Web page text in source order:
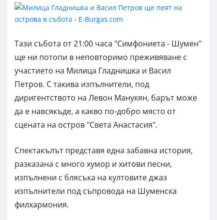
Тази събота от 21:00 часа "Симфониета - Шумен"
ще ни потопи в неповторимо преживяване с
участието на Милица Гладнишка и Васил
Петров. С такива изпълнители, под
диригентството на Левон Манукян, барът може
да е навсякъде, а какво по-добро място от
сцената на остров "Света Анастасия".
Спектакълът представя една забавна история,
разказана с много хумор и хитови песни,
изпълнени с блясъка на култовите джаз
изпълнители под съпровода на Шуменска
филхармония.